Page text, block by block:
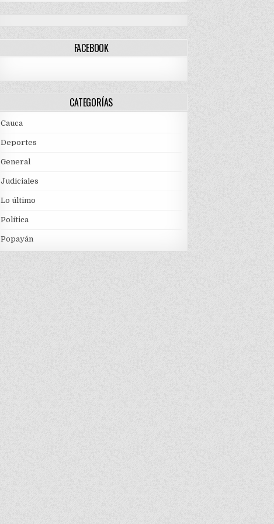
FACEBOOK
CATEGORÍAS
Cauca
Deportes
General
Judiciales
Lo último
Política
Popayán